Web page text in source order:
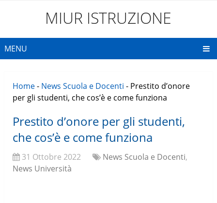
MIUR ISTRUZIONE
MENU
Home- News Scuola e Docenti - Prestito d’onore
per gli studenti, che cos’è e come funziona
Prestito d’onore per gli studenti,
che cos’è e come funziona
31 Ottobre 2022 News Scuola e Docenti,
News Università